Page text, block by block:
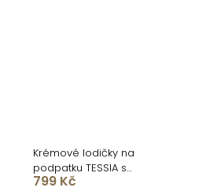
Krémové lodičky na
podpatku TESSIA s
otevřenou špičkou
799 Kč